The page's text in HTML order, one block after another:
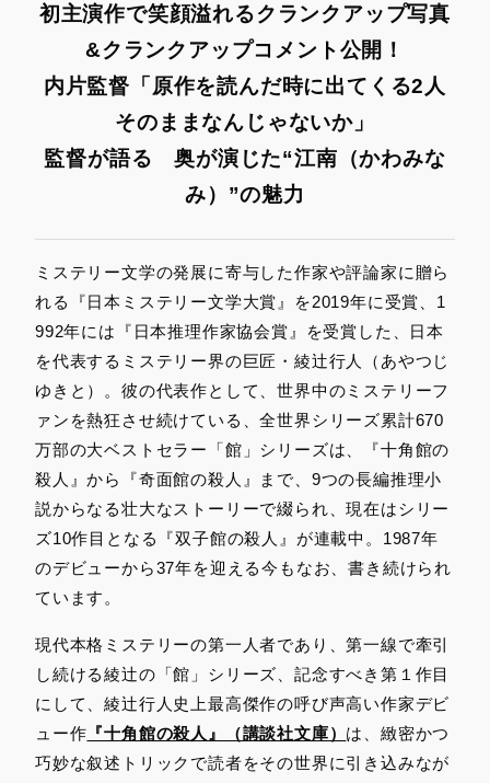
初主演作で笑顔溢れるクランクアップ写真
&クランクアップコメント公開！
内片監督「原作を読んだ時に出てくる2人
そのままなんじゃないか」
監督が語る 奥が演じた“江南（かわみな
み）”の魅力
ミステリー文学の発展に寄与した作家や評論家に贈ら
れる『日本ミステリー文学大賞』を2019年に受賞、1
992年には『日本推理作家協会賞』を受賞した、日本
を代表するミステリー界の巨匠・綾辻行人（あやつじ
ゆきと）。彼の代表作として、世界中のミステリーフ
ァンを熱狂させ続けている、全世界シリーズ累計670
万部の大ベストセラー「館」シリーズは、『十角館の
殺人』から『奇面館の殺人』まで、9つの長編推理小
説からなる壮大なストーリーで綴られ、現在はシリー
ズ10作目となる『双子館の殺人』が連載中。1987年
のデビューから37年を迎える今もなお、書き続けられ
ています。
現代本格ミステリーの第一人者であり、第一線で牽引
し続ける綾辻の「館」シリーズ、記念すべき第１作目
にして、綾辻行人史上最高傑作の呼び声高い作家デビ
ュー作 『十角館の殺人』（講談社文庫） は、緻密かつ
巧妙な叙述トリックで読者をその世界に引き込みなが